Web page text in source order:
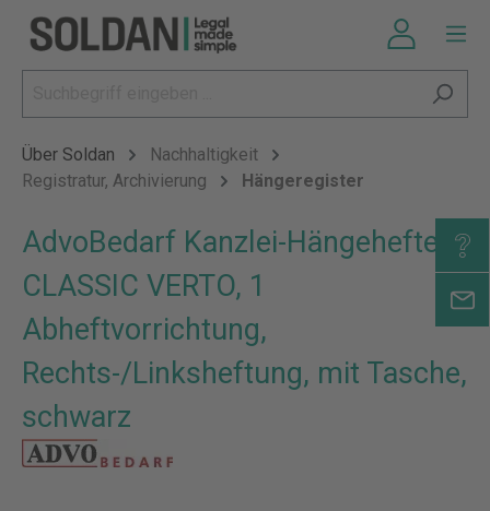
Über Soldan
Nachhaltigkeit
Registratur, Archivierung
Hängeregister
AdvoBedarf Kanzlei-Hängehefter
CLASSIC VERTO, 1
Abheftvorrichtung,
Rechts-/Linksheftung, mit Tasche,
schwarz